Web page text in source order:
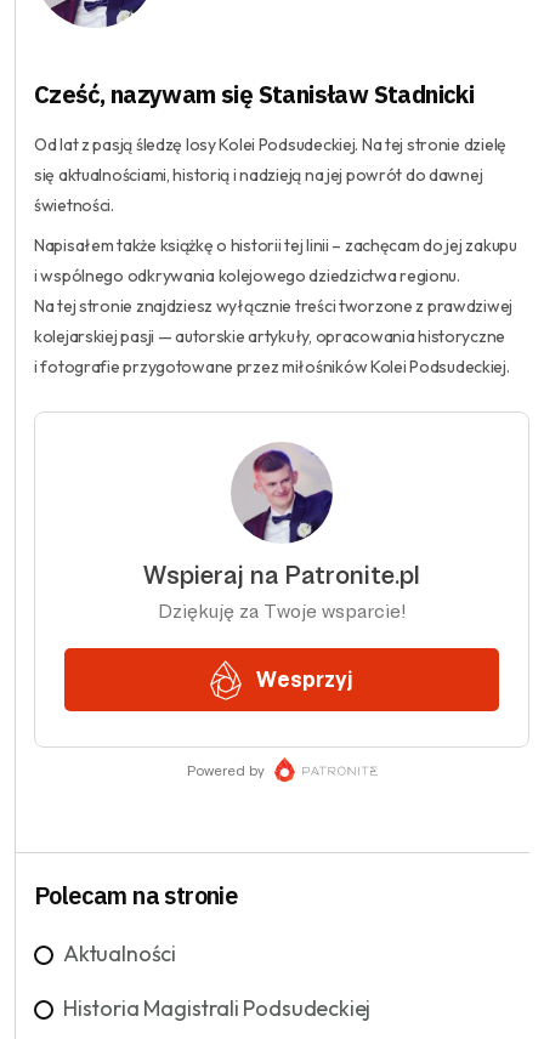
Cześć, nazywam się Stanisław Stadnicki
Od lat z pasją śledzę losy Kolei Podsudeckiej. Na tej stronie dzielę
się aktualnościami, historią i nadzieją na jej powrót do dawnej
świetności.
Napisałem także książkę o historii tej linii – zachęcam do jej zakupu
i wspólnego odkrywania kolejowego dziedzictwa regionu.
Na tej stronie znajdziesz wyłącznie treści tworzone z prawdziwej
kolejarskiej pasji — autorskie artykuły, opracowania historyczne
i fotografie przygotowane przez miłośników Kolei Podsudeckiej.
Polecam na stronie
Aktualności
Historia Magistrali Podsudeckiej